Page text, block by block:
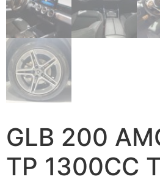
GLB 200
TP 1300CC